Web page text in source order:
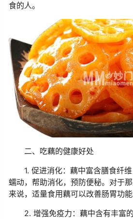
食的人。
二、吃藕的健康好处
1. 促进消化：藕中富含膳食纤
蠕动，帮助消化，预防便秘。对于
来说，适量食用藕可以改善肠胃功能
2. 增强免疫力：藕中含有丰富